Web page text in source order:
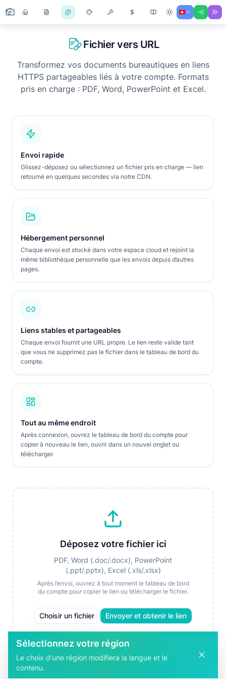
Fichier vers URL
Transformez vos documents bureautiques en liens
HTTPS partageables liés à votre compte. Formats
pris en charge : PDF, Word, PowerPoint et Excel.
Envoi rapide
Glissez-déposez ou sélectionnez un fichier pris en charge — lien
retourné en quelques secondes via notre CDN.
Hébergement personnel
Chaque envoi est stocké dans votre espace cloud et rejoint la
même bibliothèque personnelle que les envois depuis d’autres
pages.
Liens stables et partageables
Chaque envoi fournit une URL propre. Le lien reste valide tant
que vous ne supprimez pas le fichier dans le tableau de bord du
compte.
Tout au même endroit
Après connexion, ouvrez le tableau de bord du compte pour
copier à nouveau le lien, ouvrir dans un nouvel onglet ou
télécharger.
Déposez votre fichier ici
PDF, Word (.doc/.docx), PowerPoint
(.ppt/.pptx), Excel (.xls/.xlsx)
Après l’envoi, ouvrez à tout moment le tableau de bord
du compte pour copier le lien ou télécharger le fichier.
Choisir un fichier Envoyer et obtenir le lien
Sélectionnez votre région
Le choix d'une région modifiera la langue et le
contenu.